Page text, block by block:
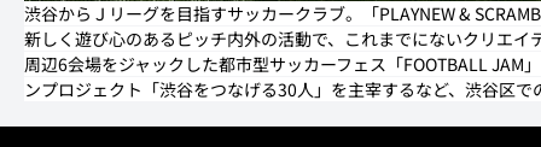
渋谷からＪリーグを目指すサッカークラブ。「PLAYNEW &
新しく遊び心のあるピッチ内外の活動で、これまでにないクリエ
周辺6会場をジャックした都市型サッカーフェス「FOOTBALL JAM
ンプロジェクト「渋谷をつなげる30人」を主宰するなど、渋谷区